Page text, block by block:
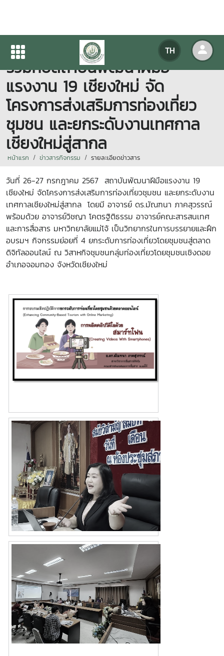
TH
คณะสารสนเทศและการสื่อสาร
ร่วมกับสถาบันพัฒนาฝีมือ
แรงงาน 19 เชียงใหม่ จัด
โครงการส่งเสริมการท่องเที่ยว
ชุมชน และยกระดับงานเทศกาล
เชียงใหม่สู่สากล
หน้าแรก ข่าวสารกิจกรรม รายละเอียดข่าวสาร
วันที่ 26-27 กรกฎาคม 2567 สถาบันพัฒนาฝีมือแรงงาน 19
เชียงใหม่ จัดโครงการส่งเสริมการท่องเที่ยวชุมชน และยกระดับงาน
เทศกาลเชียงใหม่สู่สากล โดยมี อาจารย์ ดร.มัณฑนา ภาคสุวรรณ์
พร้อมด้วย อาจารย์วิชญา โคตรฐิติธรรม อาจารย์คณะสารสนเทศ
และการสื่อสาร มหาวิทยาลัยแม่โจ้ เป็นวิทยากรในการบรรยายและฝึก
อบรมฯ กิจกรรมย่อยที่ 4 ยกระดับการท่องเที่ยวโดยชุมชนสู่ตลาด
ดิจิทัลออนไลน์ ณ วิสาหกิจชุมชนกลุ่มท่องเที่ยวโดยชุมชนเชิงดอย
อำเภอจอมทอง จังหวัดเชียงใหม่